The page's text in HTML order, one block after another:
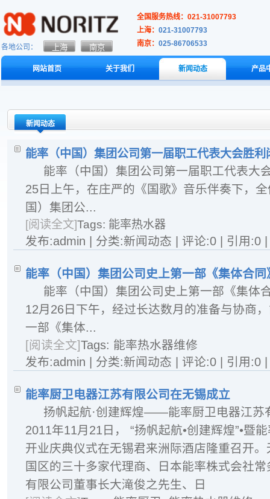
各地公司：
全国服务热线：021-31007793
上海： 021-31007793
南京： 025-86706533
网站首页 关于我们 新闻动态 产品
新闻动态
能率（中国）集团公司第一届职工代表大会胜利
能率（中国）集团公司第一届职工代表
25日上午，在庄严的《国歌》音乐伴奏下，
国）集团公...
[阅读全文]Tags: 能率热水器
发布:admin | 分类:新闻动态 | 评论:0 | 引用:0
能率（中国）集团公司史上第一部《集体合
能率（中国）集团公司史上第一部《集
12月26日下午，经过长达数月的准备与协商
一部《集体...
[阅读全文]Tags: 能率热水器维修
发布:admin | 分类:新闻动态 | 评论:0 | 引用:0
能率厨卫电器江苏有限公司在无锡成立
扬帆起航·创建辉煌——能率厨卫电器江
2011年11月21日， “扬帆起航•创建辉煌”•暨
开业庆典仪式在无锡君来洲际酒店隆重召开
国区的三十多家代理商、日本能率株式会社
有限公司董事长大滝俊之先生、日